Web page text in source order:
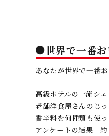
●世界で一番
あなたが世界で一番
高級ホテルの一流シ
老舗洋食屋さんのじ
香辛料を何種類も使
アンケートの結果 約